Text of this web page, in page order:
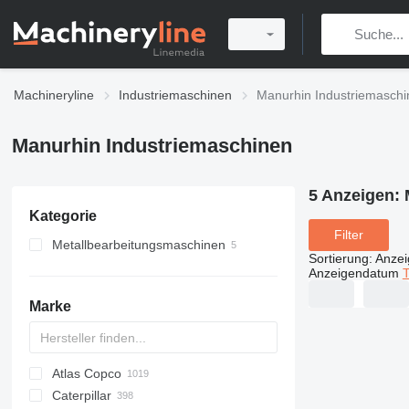
Machineryline Industriemaschinen Manurhin
Manurhin Industriemaschinen
Kategorie
Metallbearbeitungsmaschinen
Marke
PDS
APD
AB
Ensis
Pega
VZ
AG3
Atlas Copco
DrillAir
QAS
PDP
E-series
B-series
BM
GFS
VT
Rover
533
Airpure
BySprint Fiber
CK
SR
Caterpillar
5 Anzeigen:
Filter
Sortierung:
Anzeigendatum